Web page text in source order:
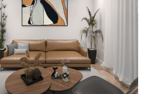
Bureaux Sefrou